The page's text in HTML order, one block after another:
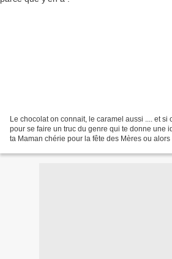
Le chocolat on connait, le caramel aussi .... et si
pour se faire un truc du genre qui te donne une
ta Maman chérie pour la fête des Mères ou alors